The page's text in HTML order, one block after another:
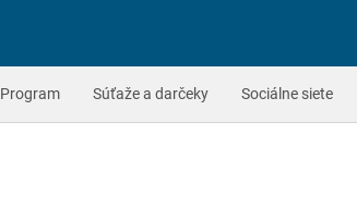
Program Súťaže a darčeky Sociálne siete